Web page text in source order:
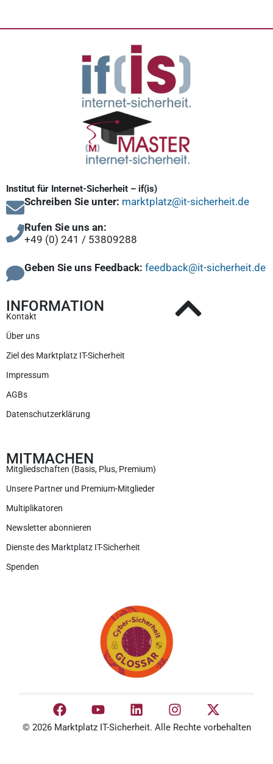
Institut für Internet-Sicherheit – if(is)
Schreiben Sie unter: marktplatz@it-sicherheit.de
Rufen Sie uns an:
+49 (0) 241 / 53809288
Geben Sie uns Feedback: feedback@it-sicherheit.de
INFORMATION
Kontakt
Über uns
Ziel des Marktplatz IT-Sicherheit
Impressum
AGBs
Datenschutzerklärung
MITMACHEN
Mitgliedschaften (Basis, Plus, Premium)
Unsere Partner und Premium-Mitglieder
Multiplikatoren
Newsletter abonnieren
Dienste des Marktplatz IT-Sicherheit
Spenden
© 2026 Marktplatz IT-Sicherheit. Alle Rechte vorbehalten